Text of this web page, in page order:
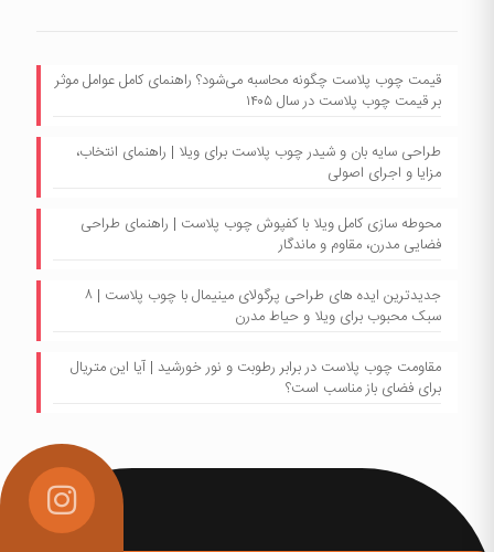
قیمت چوب پلاست چگونه محاسبه می‌شود؟ راهنمای کامل عوامل موثر
بر قیمت چوب پلاست در سال ۱۴۰۵
طراحی سایه بان و شیدر چوب پلاست برای ویلا | راهنمای انتخاب،
مزایا و اجرای اصولی
محوطه سازی کامل ویلا با کفپوش چوب پلاست | راهنمای طراحی
فضایی مدرن، مقاوم و ماندگار
جدیدترین ایده های طراحی پرگولای مینیمال با چوب پلاست | ۸
سبک محبوب برای ویلا و حیاط مدرن
مقاومت چوب پلاست در برابر رطوبت و نور خورشید | آیا این متریال
برای فضای باز مناسب است؟